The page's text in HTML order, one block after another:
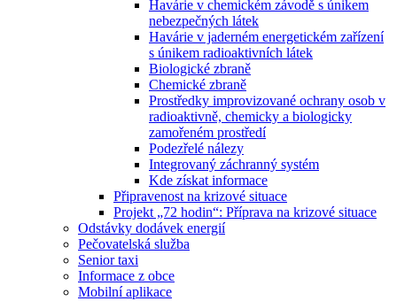
Havárie v chemickém závodě s únikem
nebezpečných látek
Havárie v jaderném energetickém zařízení
s únikem radioaktivních látek
Biologické zbraně
Chemické zbraně
Prostředky improvizované ochrany osob v
radioaktivně, chemicky a biologicky
zamořeném prostředí
Podezřelé nálezy
Integrovaný záchranný systém
Kde získat informace
Připravenost na krizové situace
Projekt „72 hodin“: Příprava na krizové situace
Odstávky dodávek energií
Pečovatelská služba
Senior taxi
Informace z obce
Mobilní aplikace